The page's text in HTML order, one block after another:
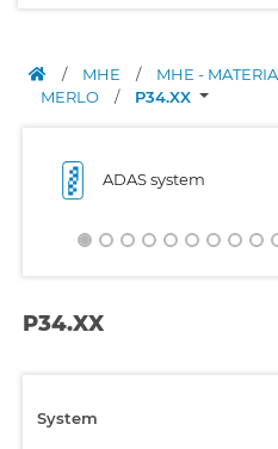
/ MHE / MHE -
MERLO
/ P34.XX
ADAS system
P34.XX
System